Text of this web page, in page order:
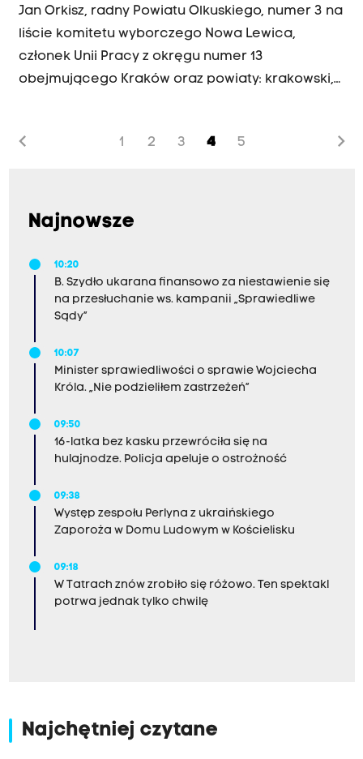
nowosądeckim z pierwszego miejsca na liście
PiS.
Jan Orkisz, radny Powiatu Olkuskiego, numer 3 na
liście komitetu wyborczego Nowa Lewica,
członek Unii Pracy z okręgu numer 13
obejmującego Kraków oraz powiaty: krakowski,
płacach.
chevron_left 1 2 3 4 5 chevron_right
Najnowsze
10:20
B. Szydło ukarana finansowo za niestawienie się
na przesłuchanie ws. kampanii „Sprawiedliwe
Sądy”
10:07
Minister sprawiedliwości o sprawie Wojciecha
Króla. „Nie podzieliłem zastrzeżeń”
09:50
16-latka bez kasku przewróciła się na
hulajnodze. Policja apeluje o ostrożność
09:38
Występ zespołu Perlyna z ukraińskiego
Zaporoża w Domu Ludowym w Kościelisku
09:18
W Tatrach znów zrobiło się różowo. Ten spektakl
potrwa jednak tylko chwilę
Najchętniej czytane